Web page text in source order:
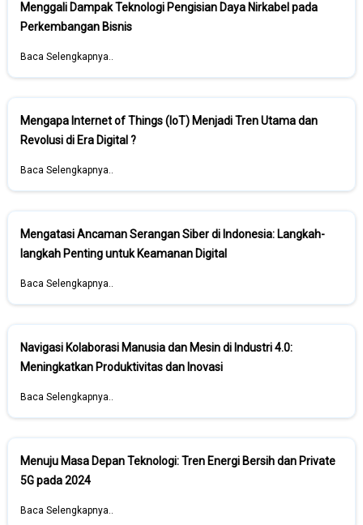
Menggali Dampak Teknologi Pengisian Daya Nirkabel pada
Perkembangan Bisnis
Baca Selengkapnya..
Mengapa Internet of Things (IoT) Menjadi Tren Utama dan
Revolusi di Era Digital ?
Baca Selengkapnya..
Mengatasi Ancaman Serangan Siber di Indonesia: Langkah-
langkah Penting untuk Keamanan Digital
Baca Selengkapnya..
Navigasi Kolaborasi Manusia dan Mesin di Industri 4.0:
Meningkatkan Produktivitas dan Inovasi
Baca Selengkapnya..
Menuju Masa Depan Teknologi: Tren Energi Bersih dan Private
5G pada 2024
Baca Selengkapnya..